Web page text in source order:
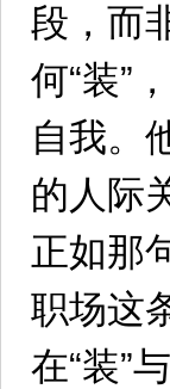
段，而
何“装”
自我。
的人际
正如那
职场这
在“装”